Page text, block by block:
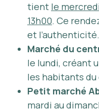
tient le
13h00. Ce
et l’authenticité.
Marché du
le lundi, créant
les habitants
Petit marché
mardi au